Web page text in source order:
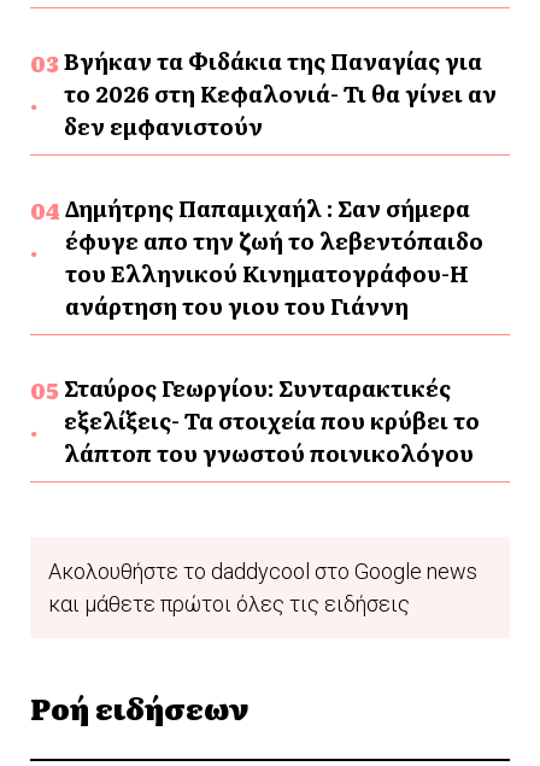
Βγήκαν τα Φιδάκια της Παναγίας για
το 2026 στη Κεφαλονιά- Τι θα γίνει αν
δεν εμφανιστούν
Δημήτρης Παπαμιχαήλ : Σαν σήμερα
έφυγε απο την ζωή το λεβεντόπαιδο
του Ελληνικού Κινηματογράφου-Η
ανάρτηση του γιου του Γιάννη
Σταύρος Γεωργίου: Συνταρακτικές
εξελίξεις- Τα στοιχεία που κρύβει το
λάπτοπ του γνωστού ποινικολόγου
Ακολουθήστε το daddycool στο Google news
και μάθετε πρώτοι όλες τις ειδήσεις
Ροή ειδήσεων